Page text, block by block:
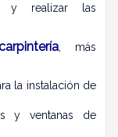
y realizar las
, más
la instalación de
y ventanas de